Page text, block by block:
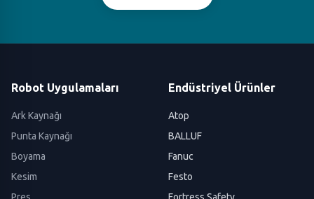
Robot Uygulamaları
Ark Kaynağı
Punta Kaynağı
Boyama
Kesim
Endüstriyel Ürünler
Atop
BALLUF
Fanuc
Festo